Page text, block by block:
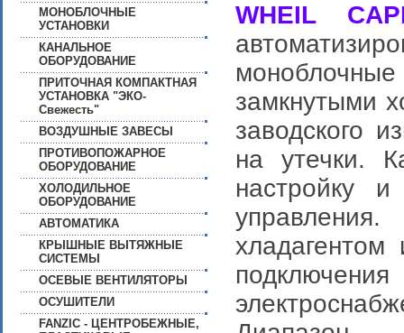
WHEIL
замкнутыми
заводского
на утечки.
настройку
хладагентом
МОНОБЛОЧНЫЕ
УСТАНОВКИ
КАНАЛЬНОЕ
ОБОРУДОВАНИЕ
ПРИТОЧНАЯ КОМПАКТНАЯ
УСТАНОВКА "ЭКО-
Свежесть"
ВОЗДУШНЫЕ ЗАВЕСЫ
ПРОТИВОПОЖАРНОЕ
ОБОРУДОВАНИЕ
ХОЛОДИЛЬНОЕ
ОБОРУДОВАНИЕ
АВТОМАТИКА
КРЫШНЫЕ ВЫТЯЖНЫЕ
СИСТЕМЫ
ОСЕВЫЕ ВЕНТИЛЯТОРЫ
ОСУШИТЕЛИ
FANZIC - ЦЕНТРОБЕЖНЫЕ,